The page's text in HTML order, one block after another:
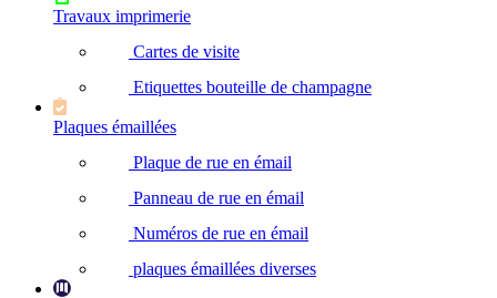
Travaux imprimerie
Cartes de visite
Etiquettes bouteille de champagne
Plaques émaillées
Plaque de rue en émail
Panneau de rue en émail
Numéros de rue en émail
plaques émaillées diverses